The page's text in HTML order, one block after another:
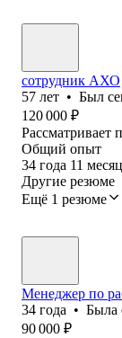
сотрудник АХО
57 лет • Был
120 000 ₽
Рассматривает
Общий опыт
34 года 11
Другие резюме
Ещё 1 резюме
Менеджер по
34 года • Была
90 000 ₽